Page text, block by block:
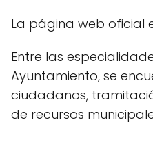
La página web oficial
Entre las
Ayuntamiento, se
ciudadanos,
de recursos